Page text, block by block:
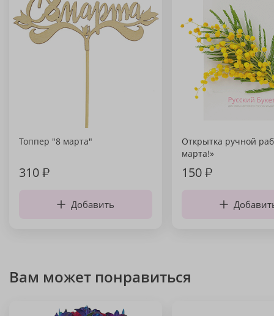
Топпер "8 марта"
310₽
Добавить
Открытка ручной
марта!»
150₽
Вам может понравиться